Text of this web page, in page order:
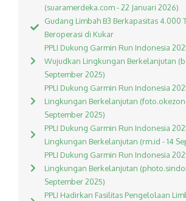
(suaramerdeka.com - 22 Januari 2026)
Gudang Limbah B3 Berkapasitas 4.000
Beroperasi di Kukar
PPLI Dukung Garmin Run Indonesia
Wujudkan Lingkungan Berkelanjutan
September 2025)
PPLI Dukung Garmin Run Indonesia
Lingkungan Berkelanjutan
September 2025)
PPLI Dukung Garmin Run Indonesia
Lingkungan Berkelanjutan (rm.id - 14
PPLI Dukung Garmin Run Indonesia
Lingkungan Berkelanjutan
September 2025)
PPLI Hadirkan Fasilitas Pengelolaan